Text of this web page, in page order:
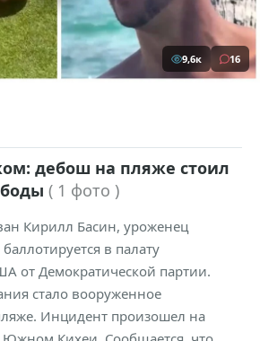
9,6к 16
дебош на пляже стоил
( 1 фото )
Кирилл Басин, уроженец
в палату
от Демократической партии.
стало вооруженное
Инцидент произошел на